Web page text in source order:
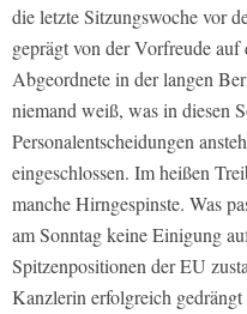
die letzte Sitzungswoche vor
geprägt von der Vorfreude
Abgeordnete in der langen
niemand weiß, was in diesen
Personalentscheidungen
eingeschlossen. Im heißen
manche Hirngespinste. Was
am Sonntag keine Einigung
Spitzenpositionen der EU
Kanzlerin erfolgreich